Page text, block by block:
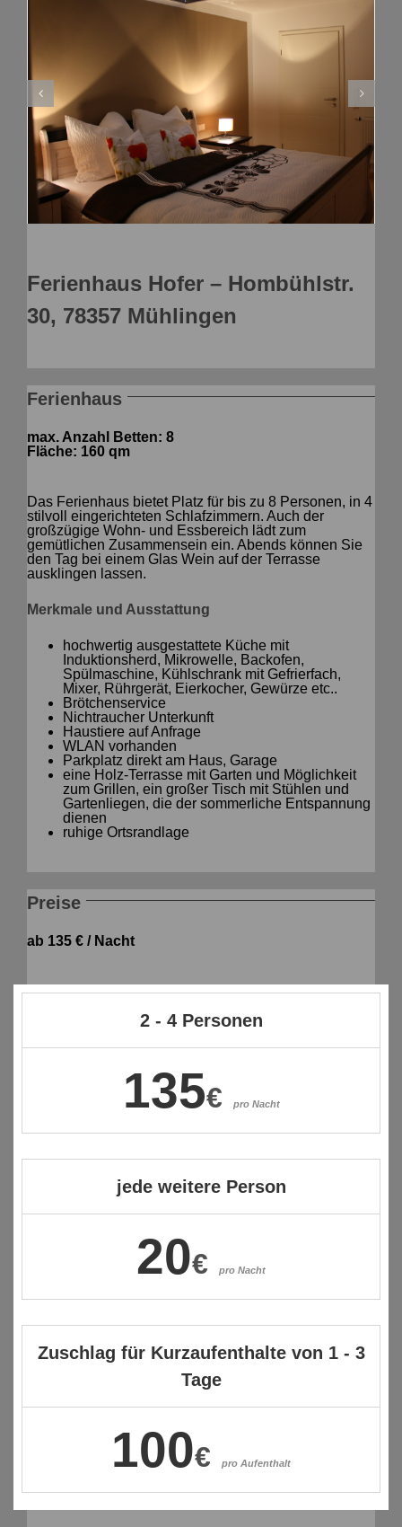
Ferienhaus Hofer – Hombühlstr.
30, 78357 Mühlingen
Ferienhaus
max. Anzahl Betten: 8
Fläche: 160 qm
Das Ferienhaus bietet Platz für bis zu 8 Personen, in 4
stilvoll eingerichteten Schlafzimmern. Auch der
großzügige Wohn- und Essbereich lädt zum
gemütlichen Zusammensein ein. Abends können Sie
den Tag bei einem Glas Wein auf der Terrasse
ausklingen lassen.
Merkmale und Ausstattung
hochwertig ausgestattete Küche mit
Induktionsherd, Mikrowelle, Backofen,
Spülmaschine, Kühlschrank mit Gefrierfach,
Mixer, Rührgerät, Eierkocher, Gewürze etc..
Brötchenservice
Nichtraucher Unterkunft
Haustiere auf Anfrage
WLAN vorhanden
Parkplatz direkt am Haus, Garage
eine Holz-Terrasse mit Garten und Möglichkeit
zum Grillen, ein großer Tisch mit Stühlen und
Gartenliegen, die der sommerliche Entspannung
dienen
ruhige Ortsrandlage
Preise
ab 135 € / Nacht
2 - 4 Personen
135€ pro Nacht
jede weitere Person
20€ pro Nacht
Zuschlag für Kurzaufenthalte von 1 - 3
Tage
100€ pro Aufenthalt